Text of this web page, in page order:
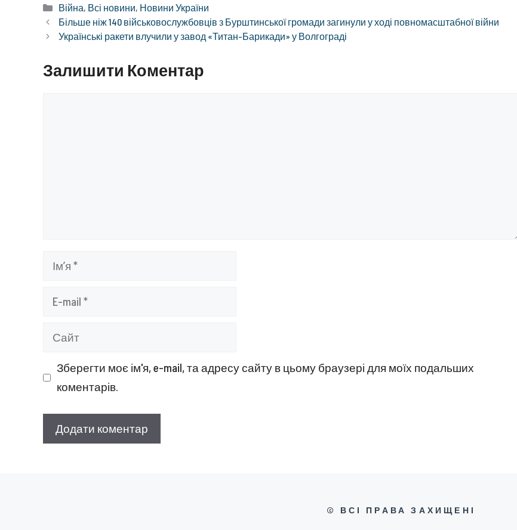
Категорії
Війна, Всі новини, Новини України
Більше ніж 140 військовослужбовців з Бурштинської громади загинули у ході повномасштабної війни
Українські ракети влучили у завод «Титан-Барикади» у Волгограді
Залишити Коментар
Ім’я
Сайт
Зберегти моє ім'я, e-mail, та адресу сайту в цьому браузері для моїх подальших
коментарів.
© ВСІ ПРАВА ЗАХИЩЕНІ